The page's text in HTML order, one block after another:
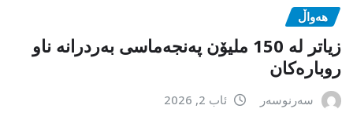
هەواڵ
زیاتر لە 150 ملیۆن پەنجەماسی بەردرانە ناو
روبارەکان
سەرنوسەر ئاب 2, 2026